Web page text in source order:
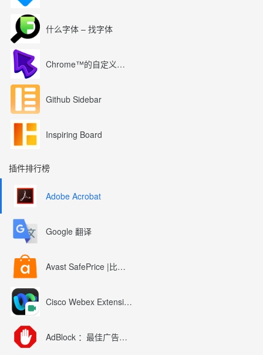
什么字体 – 找字体
Chrome™的自定义光标
Github Sidebar
Inspiring Board
插件排行榜
Adobe Acrobat
Google 翻译
Avast SafePrice |比较、交易、优惠券
Cisco Webex Extension
AdBlock ：最佳广告拦截工具